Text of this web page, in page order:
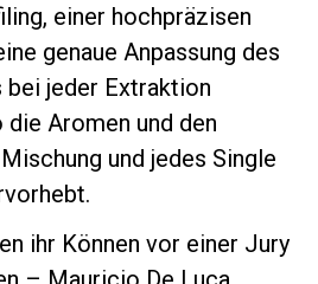
einer hochpräzisen
genaue Anpassung des
jeder Extraktion
Aromen und den
und jedes Single
ihr Können vor einer Jury